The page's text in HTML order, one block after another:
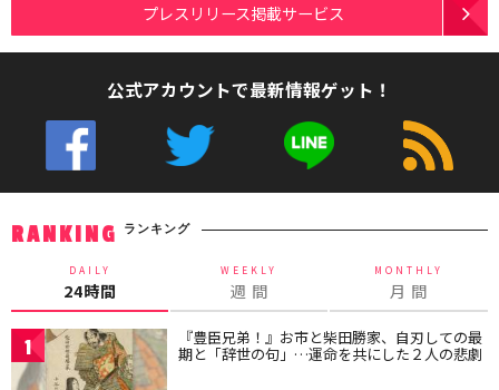
プレスリリース掲載サービス
公式アカウントで最新情報ゲット！
RANKING ランキング
DAILY
24時間
WEEKLY
週 間
MONTHLY
月 間
1 『豊臣兄弟！』お市と柴田勝家、自刃しての最
期と「辞世の句」…運命を共にした２人の悲劇